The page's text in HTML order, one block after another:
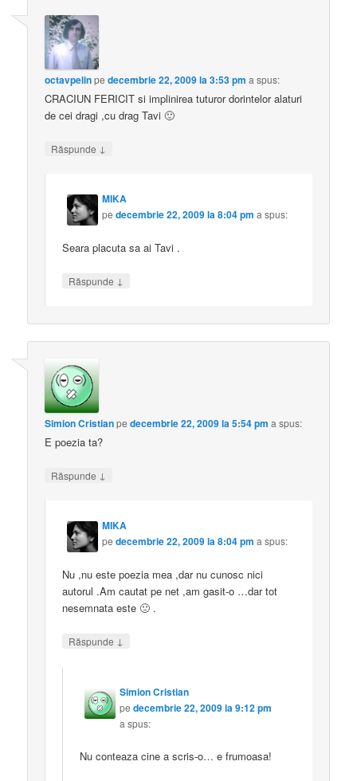
octavpelinpedecembrie 22, 2009 la 3:53 pm a spus:
CRACIUN FERICIT si implinirea tuturor dorintelor alaturi
de cei dragi ,cu drag Tavi 🙂
Răspunde ↓
MIKA
pedecembrie 22, 2009 la 8:04 pm a spus:
Seara placuta sa ai Tavi .
Răspunde ↓
Simion Cristianpedecembrie 22, 2009 la 5:54 pm a spus:
E poezia ta?
Răspunde ↓
MIKA
pedecembrie 22, 2009 la 8:04 pm a spus:
Nu ,nu este poezia mea ,dar nu cunosc nici
autorul .Am cautat pe net ,am gasit-o …dar tot
nesemnata este 🙁 .
Răspunde ↓
Simion Cristian
pedecembrie 22, 2009 la 9:12 pm
a spus:
Nu conteaza cine a scris-o… e frumoasa!